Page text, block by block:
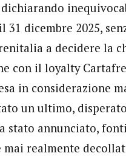
dicembre 2025,
a decidere la
con il loyalty
in considerazione
un ultimo,
stato annunciato,
realmente